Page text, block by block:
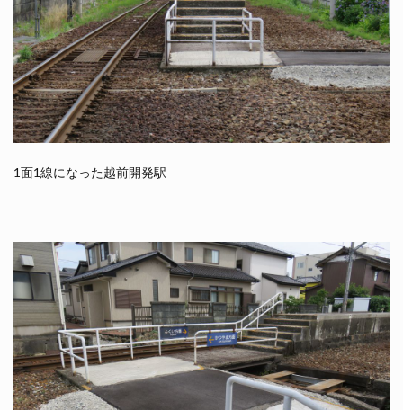
1面1線になった越前開発駅